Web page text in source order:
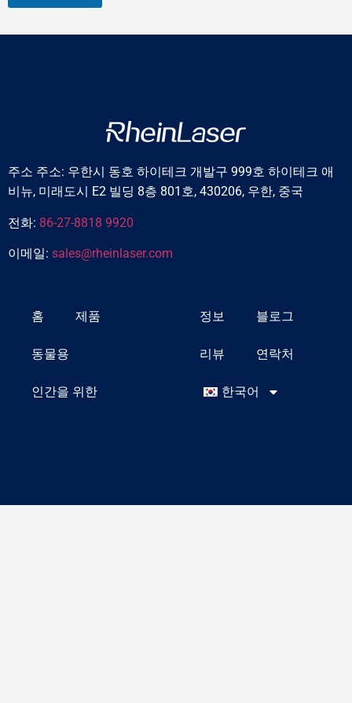
주소 주소: 우한시 동호 하이테크 개발구 999호 하이테크 애
비뉴, 미래도시 E2 빌딩 8층 801호, 430206, 우한, 중국
전화: 86-27-8818 9920
이메일: sales@rheinlaser.com
홈 제품
동물용
인간을 위한
정보 블로그
리뷰 연락처
한국어